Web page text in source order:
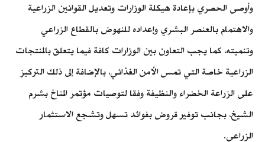
وأوصى الحصري بإعادة هيكلة الوزارات وتعديل القوانين الزراعية
والاهتمام بالعنصر البشري وإعداده للنهوض بالقطاع الزراعي
وتنميته، كما يجب التعاون بين الوزارات كافة فيما يتعلق بالمنتجات
الزراعية خاصة التي تمس الأمن الغذائي، بالإضافة إلى ذلك التركيز
على الزراعة الخضراء والنظيفة وفقا لتوصيات مؤتمر المناخ بشرم
الشيخ، بجانب توفير قروض بفوائد تسهل وتشجع الاستثمار
الزراعي.